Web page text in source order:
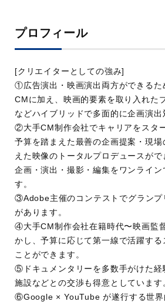
プロフィール
[クリエイターとしての強み]
①広告演出・映画演出両方ができるた
CMに加え、映画的要素を取り入れた
などハイブリッドで多面的に企画演出
②大手CM制作会社でキャリアをスタ
予算を踏まえた最善の企画提案・現場
えた映像のトータルプロデュースが
企画・演出・撮影・編集をワンライン
す。
③Adobe主催のコンテストでグランプ
があります。
④大手CM制作会社在籍時代〜映画監
かし、予算に応じて第一線で活躍する
ことができます。
⑤ドキュメンタリーを多数手がけた経
施設などとの交渉も得意としています
⑥Google × YouTube が遂行する世界